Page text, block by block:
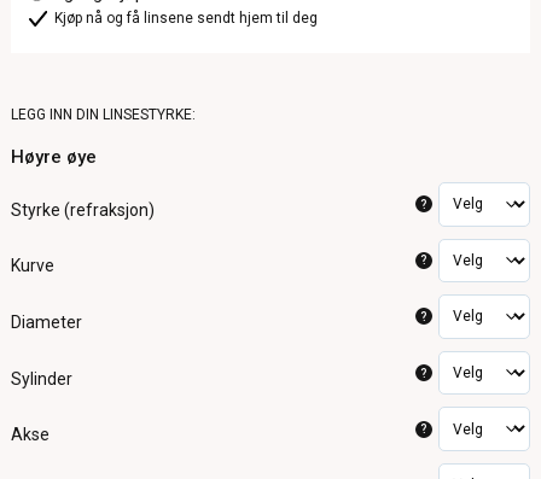
Kjøp nå og få linsene sendt hjem til deg
LEGG INN DIN LINSESTYRKE:
Høyre øye
Styrke (refraksjon) ?
Kurve ?
Diameter ?
Sylinder ?
Akse ?